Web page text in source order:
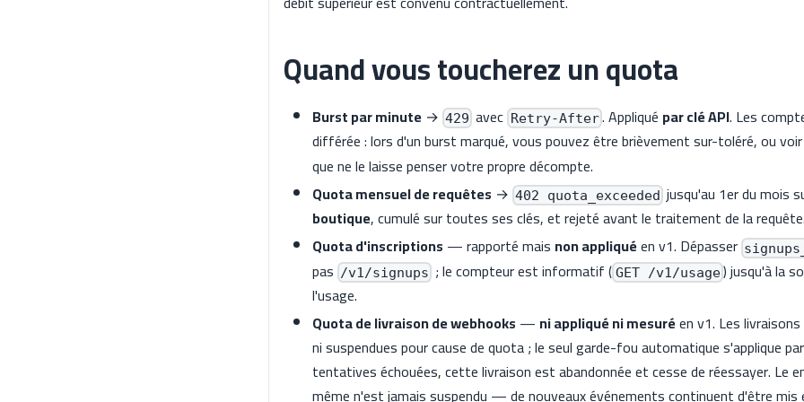
Quand vous toucherez un quota
Burst par minute → 429 avec Retry-After. Appliqué par clé API. Les
différée : lors d'un burst marqué, vous pouvez être brièvement sur-toléré, ou
que ne le laisse penser votre propre décompte.
Quota mensuel de requêtes → 402 quota_exceeded jusqu'au 1er du mois
boutique, cumulé sur toutes ses clés, et rejeté avant le traitement de la
Quota d'inscriptions — rapporté mais non appliquéen v1. Dépasser
pas /v1/signups ; le compteur est informatif ( GET /v1/usage) jusqu'à la
l'usage.
Quota de livraison de webhooks — ni appliqué ni mesuréen v1. Les
ni suspendues pour cause de quota ; le seul garde-fou automatique s'applique
tentatives échouées, cette livraison est abandonnée et cesse de réessayer. Le
même n'est jamais suspendu — de nouveaux événements continuent d'être mis